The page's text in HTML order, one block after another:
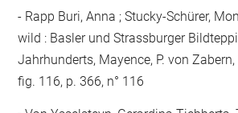
Rapp Buri, Anna ; Stucky-Schürer,
wild : Basler und Strassburger
Jahrhunderts, Mayence, P. von
fig. 116, p. 366, n° 116